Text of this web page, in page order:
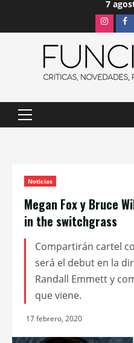
7
Menú
Noticias
Megan Fox y Bruce
in the switchgrass
Compartirán cartel
será el debut en la
Randall Emmett y
que viene.
17 febrero, 2020